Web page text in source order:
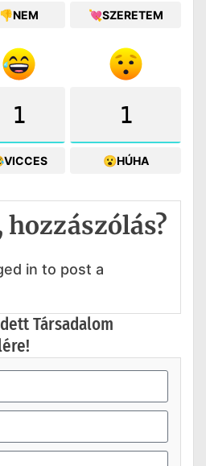
👎NEM 💘SZERETEM
1 1
😮HÚHA
hozzászólás?
in to post a
Társadalom